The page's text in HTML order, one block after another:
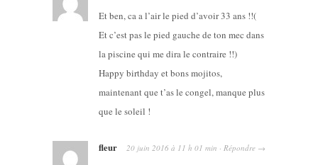
Et ben, ca a l’air le pied d’avoir 33 ans !!(
Et c’est pas le pied gauche de ton mec dans
la piscine qui me dira le contraire !!)
Happy birthday et bons mojitos,
maintenant que t’as le congel, manque plus
que le soleil !
fleur 20 juin 2016 à 11 h 01 min · Répondre →